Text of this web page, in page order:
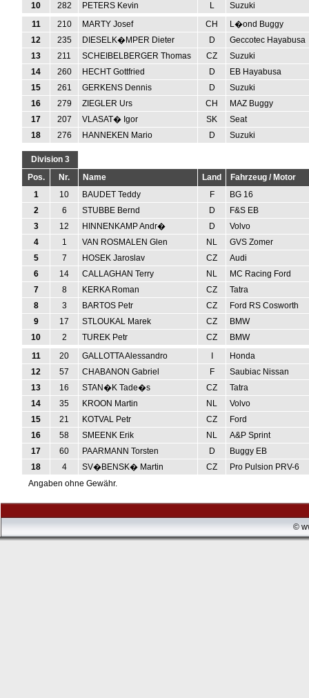
10
282 PETERS Kevin L
Suzuki
11
210 MARTY Josef CH
L�ond Buggy
12
235 DIESELK�MPER Dieter D
Geccotec Hayabusa
13
211 SCHEIBELBERGER Thomas CZ
Suzuki
14
260 HECHT Gottfried D
EB Hayabusa
15
261 GERKENS Dennis D
Suzuki
16
279 ZIEGLER Urs CH
MAZ Buggy
17
207 VLASAT� Igor SK
Seat
18
276 HANNEKEN Mario D Suzuki
Division 3
Pos.
Nr. Name Land
Fahrzeug / Motor
1
10 BAUDET Teddy F
BG 16
2
6 STUBBE Bernd D
F&S EB
3
12 HINNENKAMP Andr� D
Volvo
4
1 VAN ROSMALEN Glen NL
GVS Zomer
5
7 HOSEK Jaroslav CZ
Audi
6
14 CALLAGHAN Terry NL
MC Racing Ford
7
8 KERKA Roman CZ
Tatra
8
3 BARTOS Petr CZ
Ford RS Cosworth
9
17 STLOUKAL Marek CZ
BMW
10
2 TUREK Petr CZ
BMW
11
20 GALLOTTA Alessandro
Honda
12
57 CHABANON Gabriel F
Saubiac Nissan
13
16 STAN�K Tade�s CZ
Tatra
14
35 KROON Martin NL
Volvo
15
21 KOTVAL Petr CZ
Ford
16
58 SMEENK Erik NL
A&P Sprint
17
60 PAARMANN Torsten D
Buggy EB
18
4 SV�BENSK� Martin CZ
Pro Pulsion PRV-6
Angaben ohne Gewähr.
©